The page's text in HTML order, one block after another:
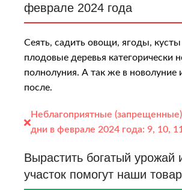
феврале 2024 года
Сеять, садить овощи, ягоды,
плодовые деревья категорически
полнолуния. А так же в новолуние
после.
Неблагоприятные
дни в феврале 2024 года: 9, 10,
Вырастить богатый урожай
участок помогут наши